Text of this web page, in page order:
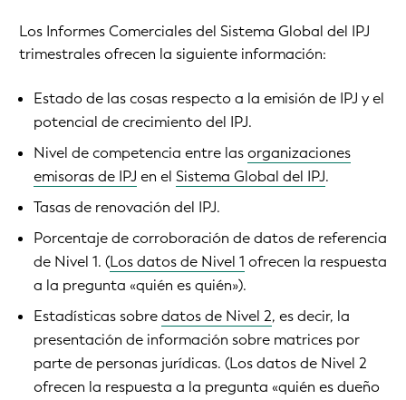
Los Informes Comerciales del Sistema Global del IPJ
trimestrales ofrecen la siguiente información:
Estado de las cosas respecto a la emisión de IPJ y el
potencial de crecimiento del IPJ.
Nivel de competencia entre lasorganizaciones
emisoras de IPJ en el Sistema Global del IPJ.
Tasas de renovación del IPJ.
Porcentaje de corroboración de datos de referencia
de Nivel 1. (Los datos de Nivel 1 ofrecen la respuesta
a la pregunta «quién es quién»).
Estadísticas sobredatos de Nivel 2, es decir, la
presentación de información sobre matrices por
parte de personas jurídicas. (Los datos de Nivel 2
ofrecen la respuesta a la pregunta «quién es dueño